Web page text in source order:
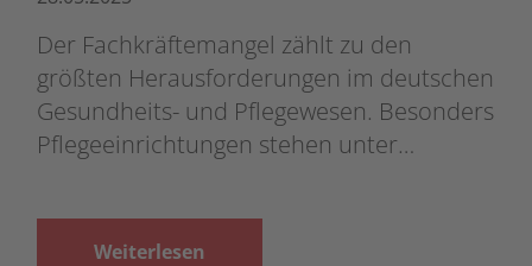
Der Fachkräftemangel zählt zu den
größten Herausforderungen im deutschen
Gesundheits- und Pflegewesen. Besonders
Pflegeeinrichtungen stehen unter…
Weiterlesen